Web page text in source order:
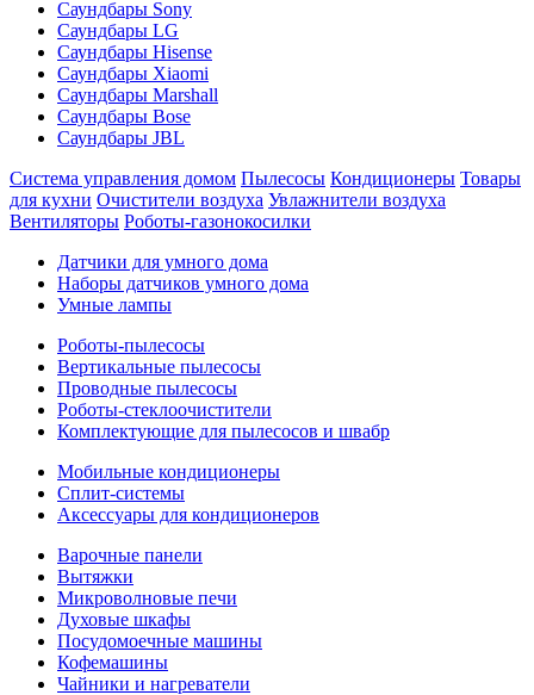
Саундбары Sony
Саундбары LG
Саундбары Hisense
Саундбары Xiaomi
Саундбары Marshall
Саундбары Bose
Саундбары JBL
Система управления домом Пылесосы Кондиционеры Товары
для кухни Очистители воздуха Увлажнители воздуха
Вентиляторы Роботы-газонокосилки
Датчики для умного дома
Наборы датчиков умного дома
Умные лампы
Роботы-пылесосы
Вертикальные пылесосы
Проводные пылесосы
Роботы-стеклоочистители
Комплектующие для пылесосов и швабр
Мобильные кондиционеры
Сплит-системы
Аксессуары для кондиционеров
Варочные панели
Вытяжки
Микроволновые печи
Духовые шкафы
Посудомоечные машины
Кофемашины
Чайники и нагреватели